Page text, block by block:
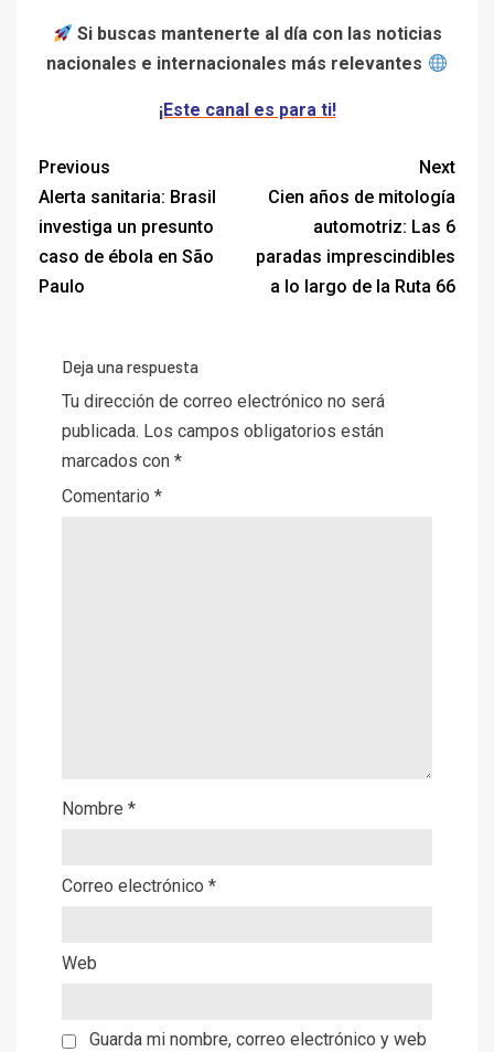
Si buscas mantenerte al día con las noticias
nacionales e internacionales más relevantes
¡Este canal es para ti!
Previous
Alerta sanitaria: Brasil
investiga un presunto
caso de ébola en São
Paulo
Next
Cien años de mitología
automotriz: Las 6
paradas imprescindibles
a lo largo de la Ruta 66
Deja una respuesta
Tu dirección de correo electrónico no será
publicada. Los campos obligatorios están
marcados con *
Comentario *
Nombre *
Correo electrónico *
Web
Guarda mi nombre, correo electrónico y web